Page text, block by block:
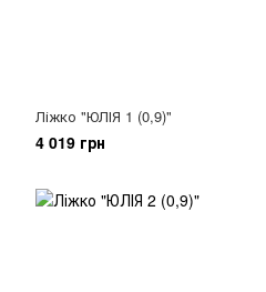
Ліжко "ЮЛІЯ 1 (0,9)"
4 019 грн